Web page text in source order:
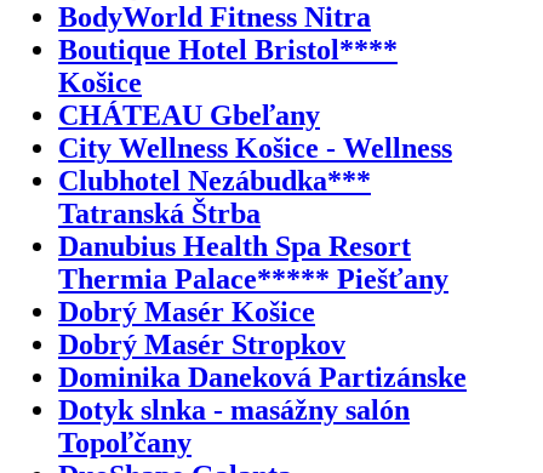
BodyWorld Fitness Nitra
Boutique Hotel Bristol****
Košice
CHÁTEAU Gbeľany
City Wellness Košice - Wellness
Clubhotel Nezábudka***
Tatranská Štrba
Danubius Health Spa Resort
Thermia Palace***** Piešťany
Dobrý Masér Košice
Dobrý Masér Stropkov
Dominika Daneková Partizánske
Dotyk slnka - masážny salón
Topoľčany